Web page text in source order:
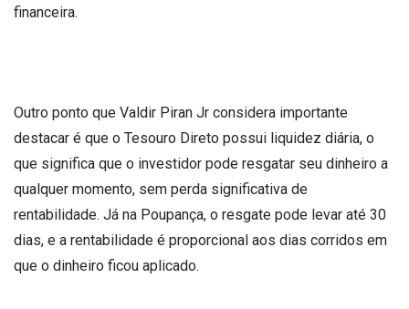
financeira.
Outro ponto que Valdir Piran Jr considera importante
destacar é que o Tesouro Direto possui liquidez diária, o
que significa que o investidor pode resgatar seu dinheiro a
qualquer momento, sem perda significativa de
rentabilidade. Já na Poupança, o resgate pode levar até 30
dias, e a rentabilidade é proporcional aos dias corridos em
que o dinheiro ficou aplicado.